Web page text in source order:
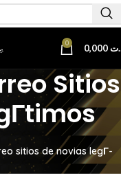
0
Sitios
sitios de novias legГ­